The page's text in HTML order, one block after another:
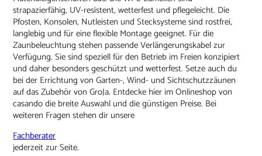
strapazierfähig, UV-resistent, wetterfest und pflegeleicht. Die
Pfosten, Konsolen, Nutleisten und Stecksysteme sind rostfrei,
langlebig und für eine flexible Montage geeignet. Für die
Zaunbeleuchtung stehen passende Verlängerungskabel zur
Verfügung. Sie sind speziell für den Betrieb im Freien konzipiert
und daher besonders geschützt und wetterfest. Setze auch du
bei der Errichtung von Garten-, Wind- und Sichtschutzzäunen
auf das Zubehör von GroJa. Entdecke hier im Onlineshop von
casando die breite Auswahl und die günstigen Preise. Bei
weiteren Fragen stehen dir unsere
Fachberater
jederzeit zur Seite.